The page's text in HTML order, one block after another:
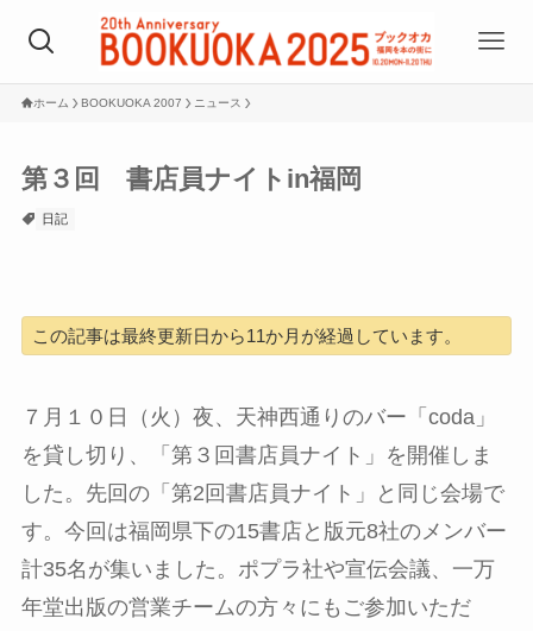
ホーム BOOKUOKA 2007 ニュース
第３回 書店員ナイトin福岡
日記
この記事は最終更新日から11か月が経過しています。
７月１０日（火）夜、天神西通りのバー「coda」
を貸し切り、「第３回書店員ナイト」を開催しま
した。先回の「第2回書店員ナイト」と同じ会場で
す。今回は福岡県下の15書店と版元8社のメンバー
計35名が集いました。ポプラ社や宣伝会議、一万
年堂出版の営業チームの方々にもご参加いただ